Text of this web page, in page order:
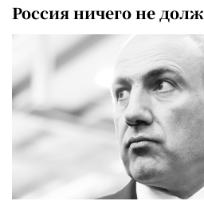
Россия ничего не